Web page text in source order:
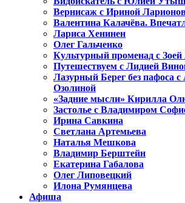
Вернисаж с Ириной
Валентина Калачёва.
Лариса Хенинен
Олег Гальченко
Культурный променад с Зоей
Путешествуем с Лидией
Лазурный Берег без пафоса с
Озолиной
«Задние мысли» Кирилла
Застолье с Владимиром
Ирина Савкина
Светлана Артемьева
Наталья Мешкова
Владимир Берштейн
Екатерина Габалова
Олег Липовецкий
Илона Румянцева
Афиша